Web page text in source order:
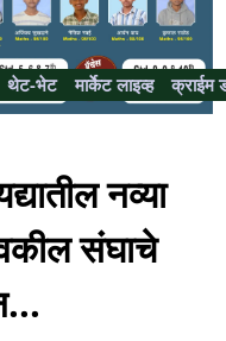
थेट-भेट मार्केट लाइव्ह क्राईम
नव्या
वकील संघाचे